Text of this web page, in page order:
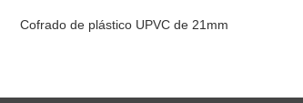
Cofrado de plástico UPVC de 21mm